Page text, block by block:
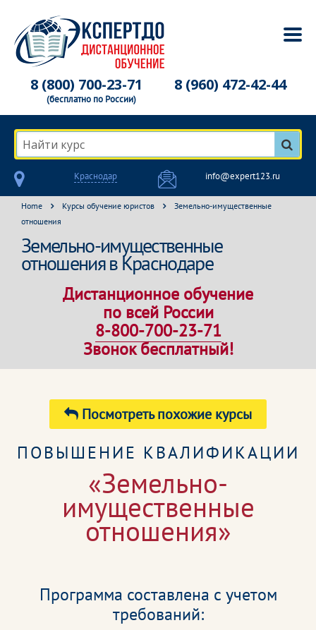
8 (800) 700-23-71
(бесплатно по России)
8 (960) 472-42-44
Найти курс
Краснодар info@expert123.ru
Home Курсы обучение юристов
Земельно-имущественные
отношения
Земельно-имущественные
отношения в Краснодаре
Дистанционное обучение
по всей России
8-800-700-23-71
Звонок бесплатный!
Посмотреть похожие курсы
ПОВЫШЕНИЕ КВАЛИФИКАЦИИ
«Земельно-
имущественные
отношения»
Программа составлена с учетом
требований: